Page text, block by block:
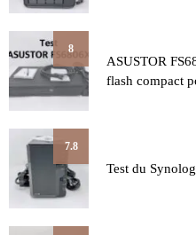
8
ASUSTOR
flash compact
7.8
Test du